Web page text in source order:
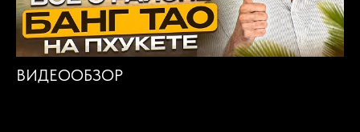
ВИДЕООБЗОР